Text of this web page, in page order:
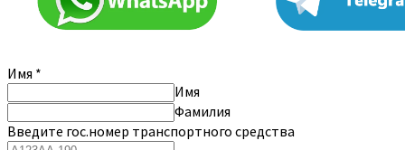
Имя *
Имя
Фамилия
Введите гос.номер транспортного средства